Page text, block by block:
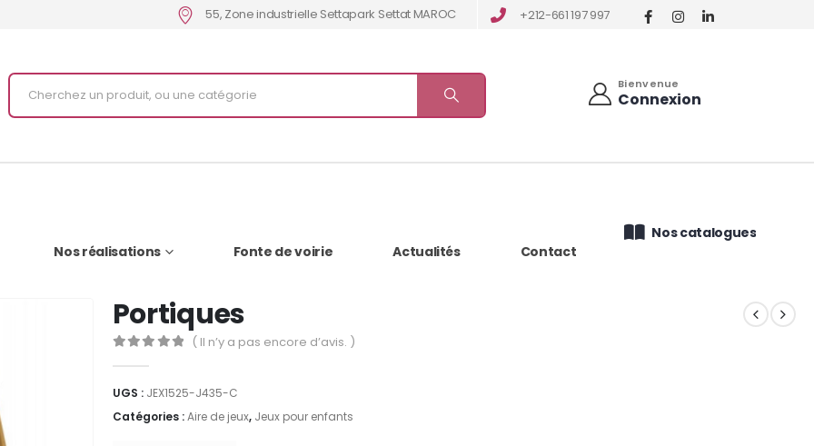
55, Zone industrielle Settapark Settat MAROC +212-661 197 997
Bienvenue
Connexion
Nos réalisations Fonte de voirie Actualités Contact
Nos catalogues
Portiques
( Il n’y a pas encore d’avis. )
UGS : JEX1525-J435-C
Catégories :Aire de jeux, Jeux pour enfants